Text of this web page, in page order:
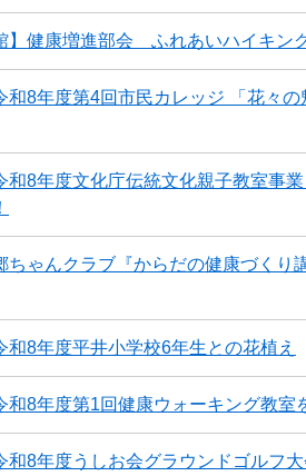
】健康増進部会 ふれあいハイキン
和8年度第4回市民カレッジ 「花々
和8年度文化庁伝統文化親子教室事
ちゃんクラブ『からだの健康づくり
和8年度平井小学校6年生との花植え
和8年度第1回健康ウォーキング教室
和8年度うしお会グラウンドゴルフ